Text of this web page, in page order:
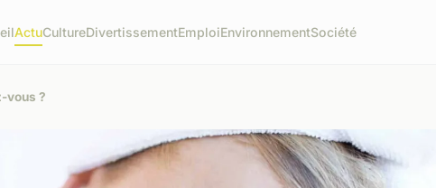
ActuCultureDivertissementEmploiEnvironnementSociété
vous ?